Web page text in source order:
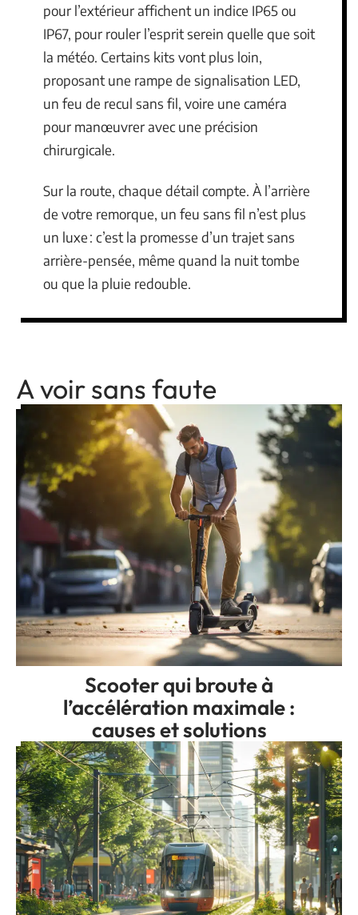
pour l’extérieur affichent un indice IP65 ou
IP67, pour rouler l’esprit serein quelle que soit
la météo. Certains kits vont plus loin,
proposant une rampe de signalisation LED,
un feu de recul sans fil, voire une caméra
pour manœuvrer avec une précision
chirurgicale.
Sur la route, chaque détail compte. À l’arrière
de votre remorque, un feu sans fil n’est plus
un luxe : c’est la promesse d’un trajet sans
arrière-pensée, même quand la nuit tombe
ou que la pluie redouble.
A voir sans faute
Scooter qui broute à
l’accélération maximale :
causes et solutions